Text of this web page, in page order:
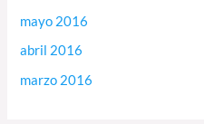
mayo 2016
abril 2016
marzo 2016